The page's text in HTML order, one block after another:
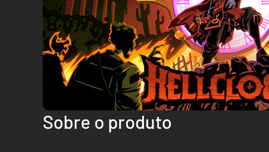
Sobre o produto